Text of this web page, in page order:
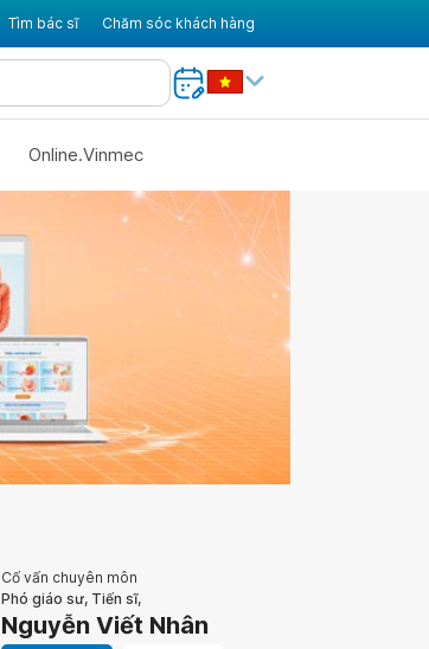
Tìm bác sĩ Chăm sóc khách hàng
Online.Vinmec
Cố vấn chuyên môn
Phó giáo sư, Tiến sĩ,
Nguyễn Viết Nhân